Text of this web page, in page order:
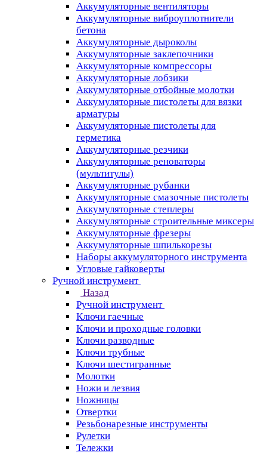
Аккумуляторные вентиляторы
Аккумуляторные виброуплотнители
бетона
Аккумуляторные дыроколы
Аккумуляторные заклепочники
Аккумуляторные компрессоры
Аккумуляторные лобзики
Аккумуляторные отбойные молотки
Аккумуляторные пистолеты для вязки
арматуры
Аккумуляторные пистолеты для
герметика
Аккумуляторные резчики
Аккумуляторные реноваторы
(мультитулы)
Аккумуляторные рубанки
Аккумуляторные смазочные пистолеты
Аккумуляторные степлеры
Аккумуляторные строительные миксеры
Аккумуляторные фрезеры
Аккумуляторные шпилькорезы
Наборы аккумуляторного инструмента
Угловые гайковерты
Ручной инструмент
Назад
Ручной инструмент
Ключи гаечные
Ключи и проходные головки
Ключи разводные
Ключи трубные
Ключи шестигранные
Молотки
Ножи и лезвия
Ножницы
Отвертки
Резьбонарезные инструменты
Рулетки
Тележки